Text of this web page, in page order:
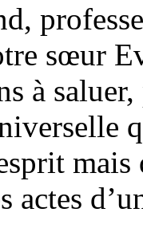
sœur
à
mais
actes